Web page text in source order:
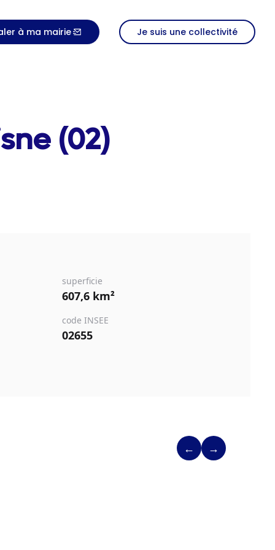
à ma mairie Je suis une collectivité
(02)
superficie
607,6 km²
code INSEE
02655
← →